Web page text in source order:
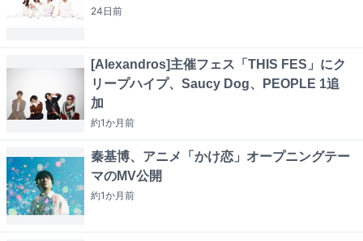
24日前
[Alexandros]主催フェス「THIS FES」にク
リープハイプ、Saucy Dog、PEOPLE 1追
加
約1か月前
秦基博、アニメ「かけ恋」オープニングテー
マのMV公開
約1か月前